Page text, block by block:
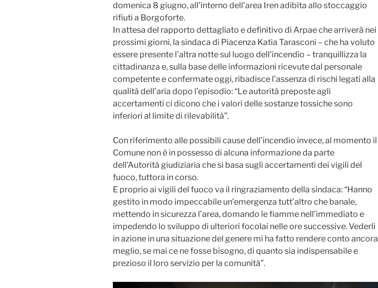
domenica 8 giugno, all’interno dell’area Iren adibita allo stoccaggio
rifiuti a Borgoforte.
In attesa del rapporto dettagliato e definitivo di Arpae che arriverà nei
prossimi giorni, la sindaca di Piacenza Katia Tarasconi – che ha voluto
essere presente l’altra notte sul luogo dell’incendio – tranquillizza la
cittadinanza e, sulla base delle informazioni ricevute dal personale
competente e confermate oggi, ribadisce l’assenza di rischi legati alla
qualità dell’aria dopo l’episodio: “Le autorità preposte agli
accertamenti ci dicono che i valori delle sostanze tossiche sono
inferiori al limite di rilevabilità”.
Con riferimento alle possibili cause dell’incendio invece, al momento il
Comune non è in possesso di alcuna informazione da parte
dell’Autorità giudiziaria che si basa sugli accertamenti dei vigili del
fuoco, tuttora in corso.
E proprio ai vigili del fuoco va il ringraziamento della sindaca: “Hanno
gestito in modo impeccabile un’emergenza tutt’altro che banale,
mettendo in sicurezza l’area, domando le fiamme nell’immediato e
impedendo lo sviluppo di ulteriori focolai nelle ore successive. Vederli
in azione in una situazione del genere mi ha fatto rendere conto ancora
meglio, se mai ce ne fosse bisogno, di quanto sia indispensabile e
prezioso il loro servizio per la comunità”.